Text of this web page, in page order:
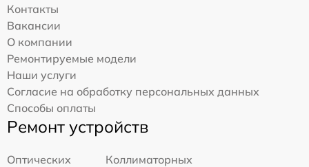
Контакты
Вакансии
О компании
Ремонтируемые модели
Наши услуги
Согласие на обработку персональных данных
Способы оплаты
Ремонт устройств
Оптических
Коллиматорных